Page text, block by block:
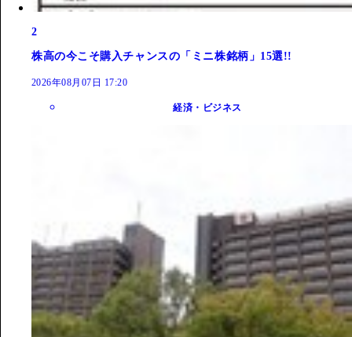
2
株高の今こそ購入チャンスの「ミニ株銘柄」15選!!
2026年08月07日 17:20
経済・ビジネス